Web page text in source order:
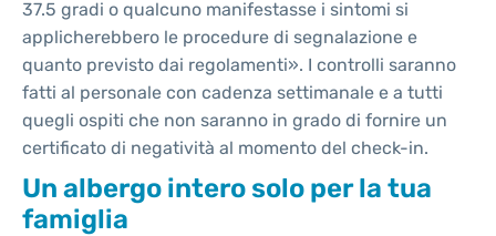
37.5 gradi o qualcuno manifestasse i sintomi si
applicherebbero le procedure di segnalazione e
quanto previsto dai regolamenti». I controlli saranno
fatti al personale con cadenza settimanale e a tutti
quegli ospiti che non saranno in grado di fornire un
certificato di negatività al momento del check-in.
Un albergo intero solo per la tua
famiglia